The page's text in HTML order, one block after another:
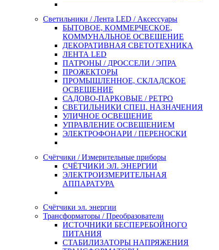
Светильники / Лента LED / Аксессуары
БЫТОВОЕ, КОММЕРЧЕСКОЕ,
КОММУНАЛЬНОЕ ОСВЕЩЕНИЕ
ДЕКОРАТИВНАЯ СВЕТОТЕХНИКА
ЛЕНТА LED
ПАТРОНЫ / ДРОССЕЛИ / ЭПРА
ПРОЖЕКТОРЫ
ПРОМЫШЛЕННОЕ, СКЛАДСКОЕ
ОСВЕЩЕНИЕ
САДОВО-ПАРКОВЫЕ / РЕТРО
СВЕТИЛЬНИКИ СПЕЦ. НАЗНАЧЕНИЯ
УЛИЧНОЕ ОСВЕЩЕНИЕ
УПРАВЛЕНИЕ ОСВЕЩЕНИЕМ
ЭЛЕКТРОФОНАРИ / ПЕРЕНОСКИ
Счётчики / Измерительные приборы
СЧЁТЧИКИ ЭЛ. ЭНЕРГИИ
ЭЛЕКТРОИЗМЕРИТЕЛЬНАЯ
АППАРАТУРА
Счётчики эл. энергии
Трансформаторы / Преобразователи
ИСТОЧНИКИ БЕСПЕРЕБОЙНОГО
ПИТАНИЯ
СТАБИЛИЗАТОРЫ НАПРЯЖЕНИЯ